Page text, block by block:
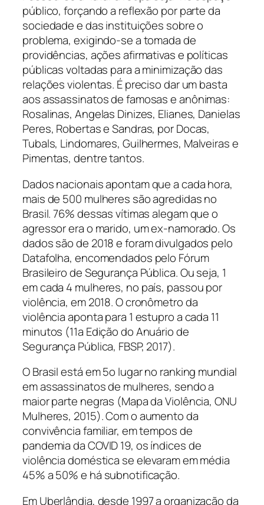
público, forçando a reflexão por parte da
sociedade e das instituições sobre o
problema, exigindo-se a tomada de
providências, ações afirmativas e políticas
públicas voltadas para a minimização das
relações violentas. É preciso dar um basta
aos assassinatos de famosas e anônimas:
Rosalinas, Angelas Dinizes, Elianes, Danielas
Peres, Robertas e Sandras, por Docas,
Tubals, Lindomares, Guilhermes, Malveiras e
Pimentas, dentre tantos.
Dados nacionais apontam que a cada hora,
mais de 500 mulheres são agredidas no
Brasil. 76% dessas vítimas alegam que o
agressor era o marido, um ex-namorado. Os
dados são de 2018 e foram divulgados pelo
Datafolha, encomendados pelo Fórum
Brasileiro de Segurança Pública. Ou seja, 1
em cada 4 mulheres, no país, passou por
violência, em 2018. O cronômetro da
violência aponta para 1 estupro a cada 11
minutos (11a Edição do Anuário de
Segurança Pública, FBSP, 2017).
O Brasil está em 5o lugar no ranking mundial
em assassinatos de mulheres, sendo a
maior parte negras (Mapa da Violência, ONU
Mulheres, 2015). Com o aumento da
convivência familiar, em tempos de
pandemia da COVID 19, os índices de
violência doméstica se elevaram em média
45% a 50% e há subnotificação.
Em Uberlândia, desde 1997 a organização da